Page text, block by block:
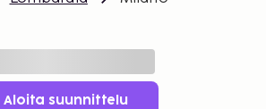
Aloita suunnittelu